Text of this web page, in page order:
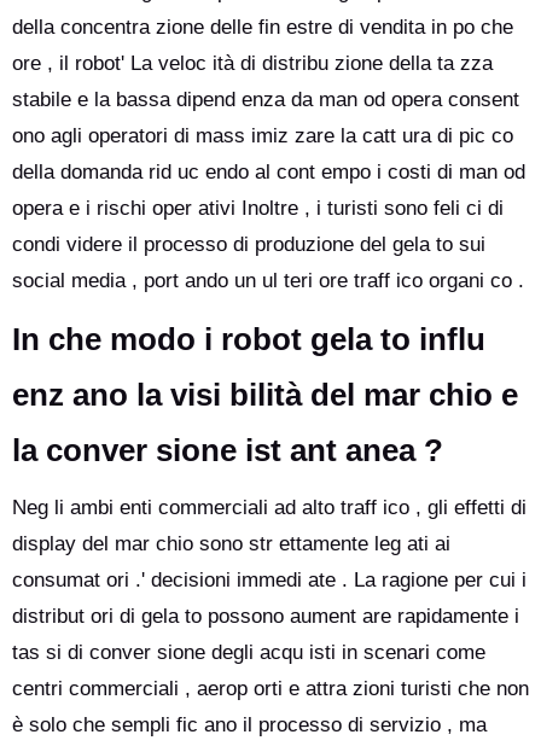
della concentra zione delle fin estre di vendita in po che
ore , il robot' La veloc ità di distribu zione della ta zza
stabile e la bassa dipend enza da man od opera consent
ono agli operatori di mass imiz zare la catt ura di pic co
della domanda rid uc endo al cont empo i costi di man od
opera e i rischi oper ativi Inoltre , i turisti sono feli ci di
condi videre il processo di produzione del gela to sui
social media , port ando un ul teri ore traff ico organi co .
In che modo i robot gela to influ
enz ano la visi bilità del mar chio e
la conver sione ist ant anea ?
Neg li ambi enti commerciali ad alto traff ico , gli effetti di
display del mar chio sono str ettamente leg ati ai
consumat ori .' decisioni immedi ate . La ragione per cui i
distribut ori di gela to possono aument are rapidamente i
tas si di conver sione degli acqu isti in scenari come
centri commerciali , aerop orti e attra zioni turisti che non
è solo che sempli fic ano il processo di servizio , ma